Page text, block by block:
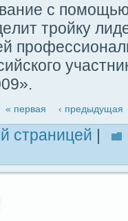
с
тройку
« первая ‹ предыдущая
стpaницей